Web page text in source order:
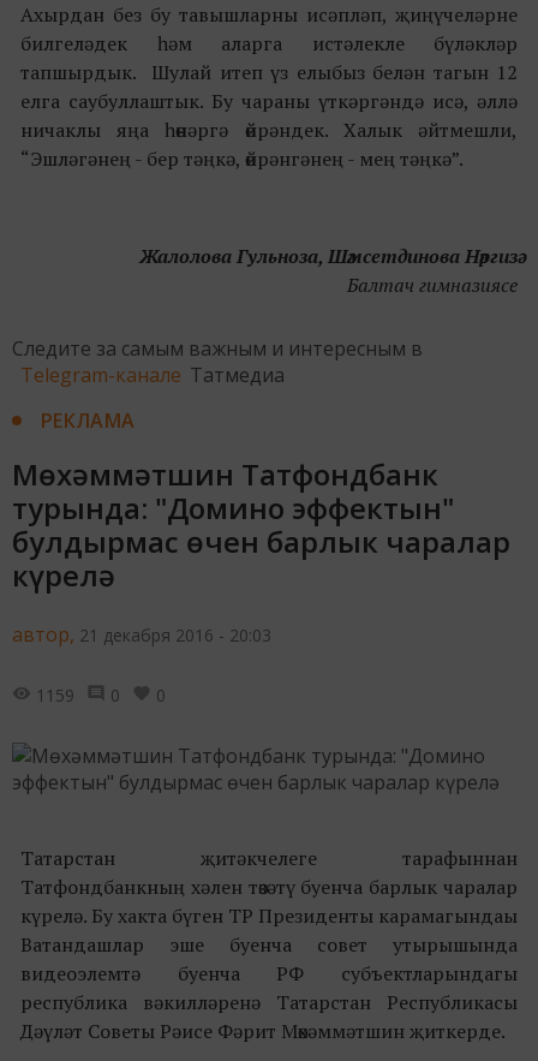
Ахырдан без бу тавышларны исәпләп, җиңүчеләрне
билгеләдек һәм аларга истәлекле бүләкләр
тапшырдык. Шулай итеп үз елыбыз белән тагын 12
елга саубуллаштык. Бу чараны үткәргәндә исә, әллә
ничаклы яңа һөнәргә өйрәндек. Халык әйтмешли,
“Эшләгәнең - бер тәңкә, өйрәнгәнең - мең тәңкә”.
Жалолова Гульноза, Шәмсетдинова Нәргизә
Балтач гимназиясе
Следите за самым важным и интересным в
Telegram-канале Татмедиа
РЕКЛАМА
Мөхәммәтшин Татфондбанк
турында: "Домино эффектын"
булдырмас өчен барлык чаралар
күрелә
автор, 21 декабря 2016 - 20:03
1159 0 0
Татарстан җитәкчелеге тарафыннан
Татфондбанкның хәлен төзәтү буенча барлык чаралар
күрелә. Бу хакта бүген ТР Президенты карамагындаы
Ватандашлар эше буенча совет утырышында
видеоэлемтә буенча РФ субъектларындагы
республика вәкилләренә Татарстан Республикасы
Дәүләт Советы Рәисе Фәрит Мөхәммәтшин җиткерде.